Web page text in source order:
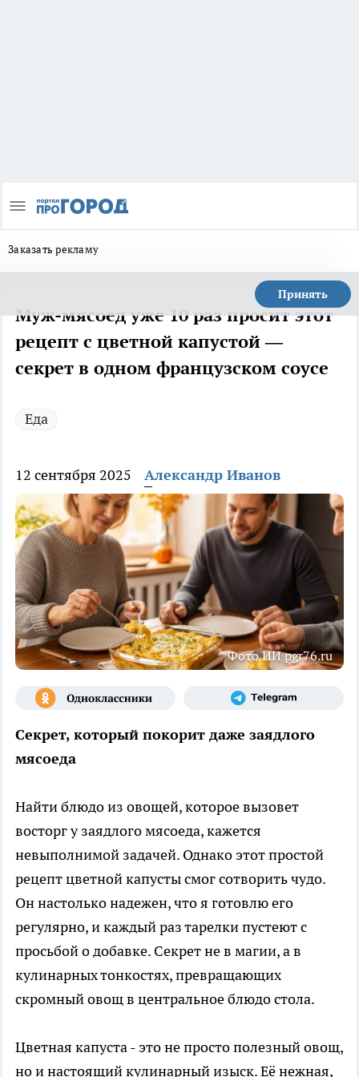
Заказать рекламу
Принять
Муж-мясоед уже 10 раз просит этот
рецепт с цветной капустой —
секрет в одном французском соусе
Еда
12 сентября 2025 Александр Иванов
Фото ИИ pgr76.ru
Секрет, который покорит даже заядлого
мясоеда
Найти блюдо из овощей, которое вызовет
восторг у заядлого мясоеда, кажется
невыполнимой задачей. Однако этот простой
рецепт цветной капусты смог сотворить чудо.
Он настолько надежен, что я готовлю его
регулярно, и каждый раз тарелки пустеют с
просьбой о добавке. Секрет не в магии, а в
кулинарных тонкостях, превращающих
скромный овощ в центральное блюдо стола.
Цветная капуста - это не просто полезный овощ,
но и настоящий кулинарный изыск. Её нежная,